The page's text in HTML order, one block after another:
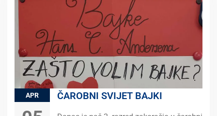
APR ČAROBNI SVIJET BAJKI